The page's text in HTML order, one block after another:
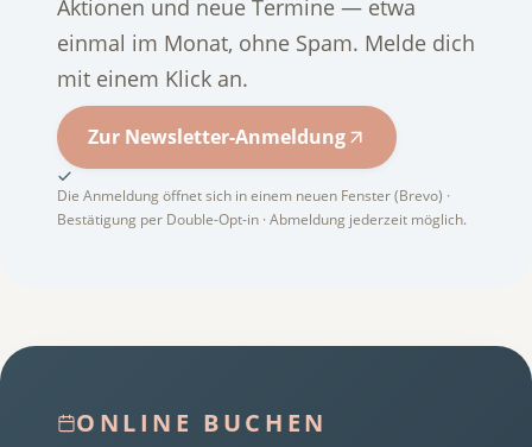
Aktionen und neue Termine — etwa
einmal im Monat, ohne Spam. Melde dich
mit einem Klick an.
Zur Newsletter-Anmeldung
Die Anmeldung öffnet sich in einem neuen Fenster (Brevo) ·
Bestätigung per Double-Opt-in · Abmeldung jederzeit möglich.
ONLINE BUCHEN